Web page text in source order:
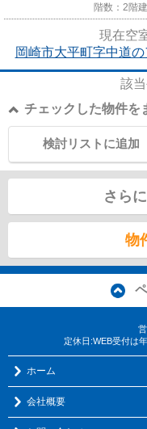
階数：2階建
現在空
岡崎市大平町字中道
該
チェックした物件を
検討リストに追加
さら
物
定休日:WEB受付は
ホーム
会社概要